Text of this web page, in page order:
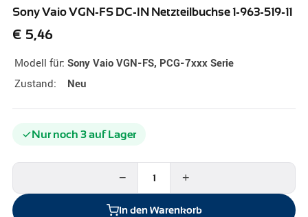
Sony Vaio VGN-FS DC-IN Netzteilbuchse 1-963-519-11
€ 5,46
Modell für: Sony Vaio VGN-FS, PCG-7xxx Serie
Zustand: Neu
Nur noch 3 auf Lager
− +
In den Warenkorb